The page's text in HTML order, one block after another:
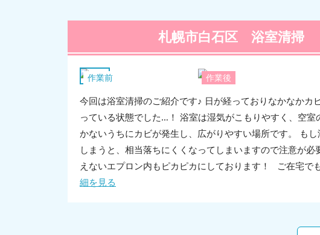
札幌市白石区 浴室清掃
作業前 作業後
浴室
今回は浴室清掃のご紹介です♪ 日が経っておりなかなかカ
っている状態でした…！ 浴室は湿気がこもりやすく、空室
かないうちにカビが発生し、広がりやすい場所です。 も
しまうと、相当落ちにくくなってしまいますので注意が必
えないエプロン内もピカピカにしております！ ご在宅で
細を見る